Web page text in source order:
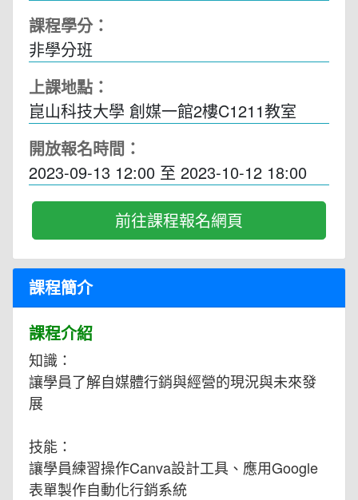
課程學分：
非學分班
上課地點：
崑山科技大學 創媒一館2樓C1211教室
開放報名時間：
2023-09-13 12:00 至 2023-10-12 18:00
前往課程報名網頁
課程簡介
課程介紹
知識：
讓學員了解自媒體行銷與經營的現況與未來發
展
技能：
讓學員練習操作Canva設計工具、應用Google
表單製作自動化行銷系統